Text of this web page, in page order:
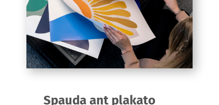
Spauda ant plakato